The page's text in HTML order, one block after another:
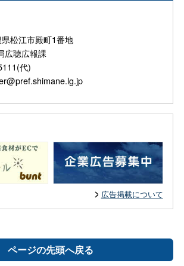
松江市殿町1番地
広聴広報課
代)
広告掲載について
ページの先頭へ戻る